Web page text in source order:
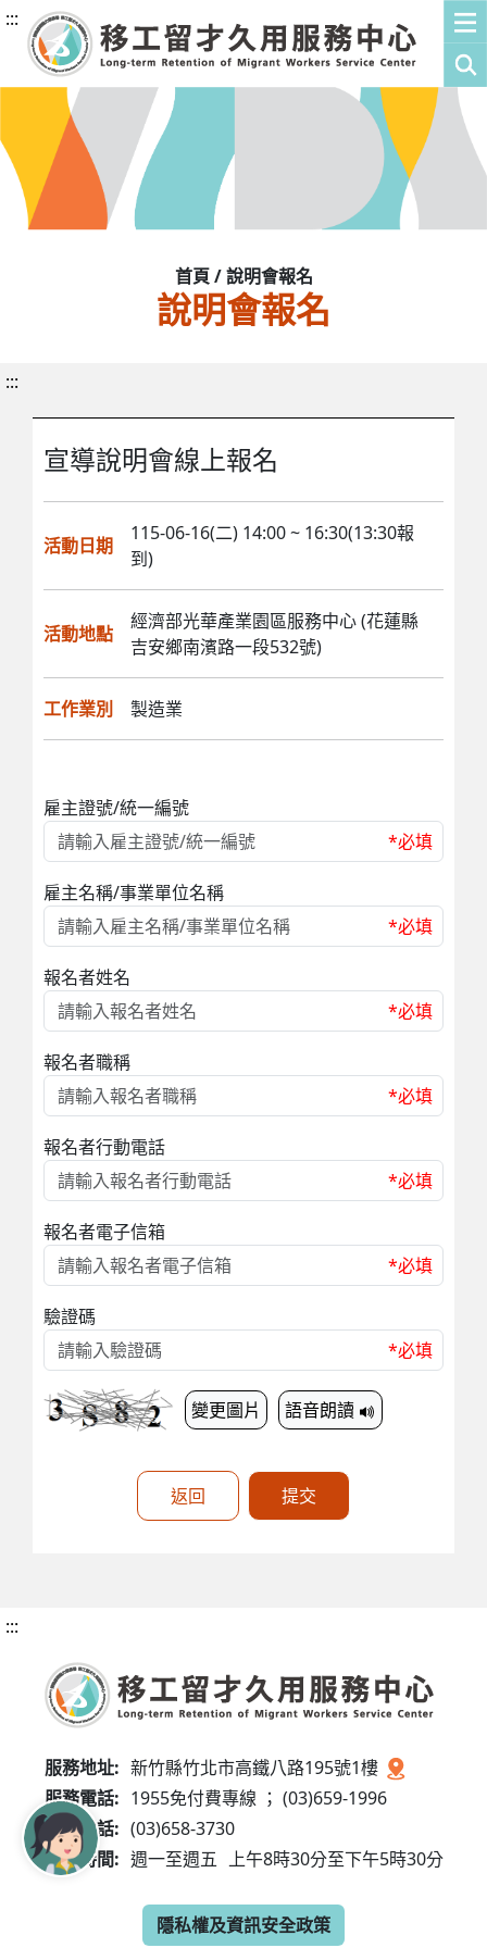
:::
首頁 / 說明會報名
說明會報名
:::
宣導說明會線上報名
活動日期
115-06-16(二) 14:00 ~ 16:30(13:30報
到)
活動地點
經濟部光華產業園區服務中心 (花蓮縣
吉安鄉南濱路一段532號)
工作業別 製造業
雇主證號/統一編號
*必填
雇主名稱/事業單位名稱
*必填
報名者姓名
*必填
報名者職稱
*必填
報名者行動電話
*必填
報名者電子信箱
*必填
驗證碼
*必填
變更圖片 語音朗讀
返回 提交
:::
服務地址: 新竹縣竹北市高鐵八路195號1樓
服務電話: 1955免付費專線 ； (03)659-1996
傳真電話: (03)658-3730
服務時間: 週一至週五 上午8時30分至下午5時30分
隱私權及資訊安全政策